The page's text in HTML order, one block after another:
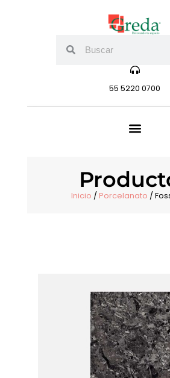
55 5220 0700
Inicio / Porcelanato /